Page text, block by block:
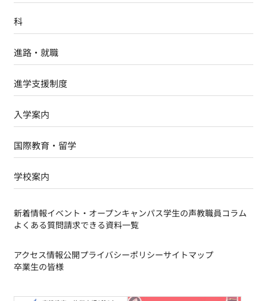
科
進路・就職
進学支援制度
入学案内
国際教育・留学
学校案内
新着情報イベント・オープンキャンパス学生の声教職員コラム
よくある質問請求できる資料一覧
アクセス情報公開プライバシーポリシーサイトマップ
卒業生の皆様